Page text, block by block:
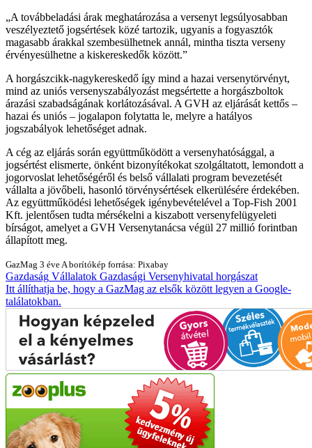
A továbbeladási árak meghatározása a versenyt legsúlyosabban
veszélyeztető jogsértések közé tartozik, ugyanis a fogyasztók
magasabb árakkal szembesülhetnek annál, mintha tiszta verseny
érvényesülhetne a kiskereskedők között.
A horgászcikk-nagykereskedő így mind a hazai versenytörvényt,
mind az uniós versenyszabályozást megsértette a horgászboltok
árazási szabadságának korlátozásával. A GVH az eljárását kettős –
hazai és uniós – jogalapon folytatta le, melyre a hatályos
jogszabályok lehetőséget adnak.
A cég az eljárás során együttműködött a versenyhatósággal, a
jogsértést elismerte, önként bizonyítékokat szolgáltatott, lemondott a
jogorvoslat lehetőségéről és belső vállalati program bevezetését
vállalta a jövőbeli, hasonló törvénysértések elkerülésére érdekében.
Az együttműködési lehetőségek igénybevételével a Top-Fish 2001
Kft. jelentősen tudta mérsékelni a kiszabott versenyfelügyeleti
bírságot, amelyet a GVH Versenytanácsa végül 27 millió forintban
állapított meg.
GazMag 3 éve A borítókép forrása: Pixabay
Gazdaság Vállalatok Gazdasági Versenyhivatal horgászat
Itt állíthatja be, hogy a GazMag az elsők között legyen a Google-
találatokban.